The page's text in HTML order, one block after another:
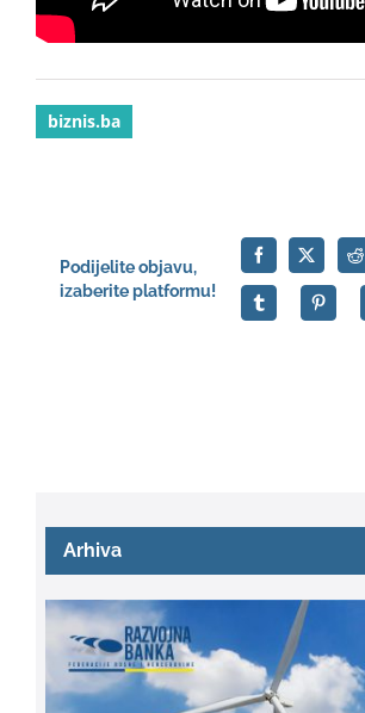
biznis.ba
Podijelite objavu,
izaberite platformu!
Arhiva